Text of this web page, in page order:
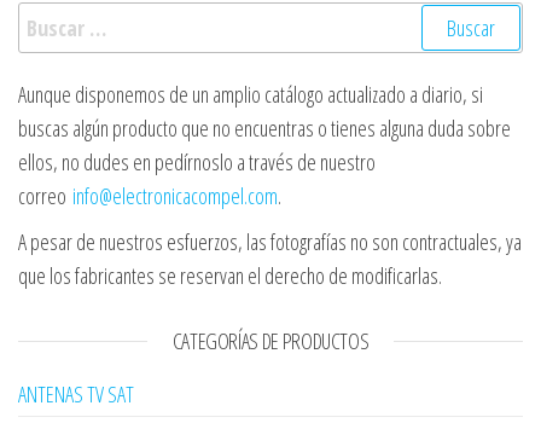
Buscar:
Aunque disponemos de un amplio catálogo actualizado a diario, si
buscas algún producto que no encuentras o tienes alguna duda sobre
ellos, no dudes en pedírnoslo a través de nuestro
correo info@electronicacompel.com.
A pesar de nuestros esfuerzos, las fotografías no son contractuales, ya
que los fabricantes se reservan el derecho de modificarlas.
CATEGORÍAS DE PRODUCTOS
ANTENAS TV SAT